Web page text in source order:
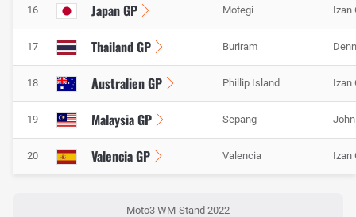
16 Japan GP Motegi Izan
17 Thailand GP Buriram
18 Australien GP Phillip Island Izan
19 Malaysia GP Sepang
20 Valencia GP Valencia Izan
Moto3 WM-Stand 2022